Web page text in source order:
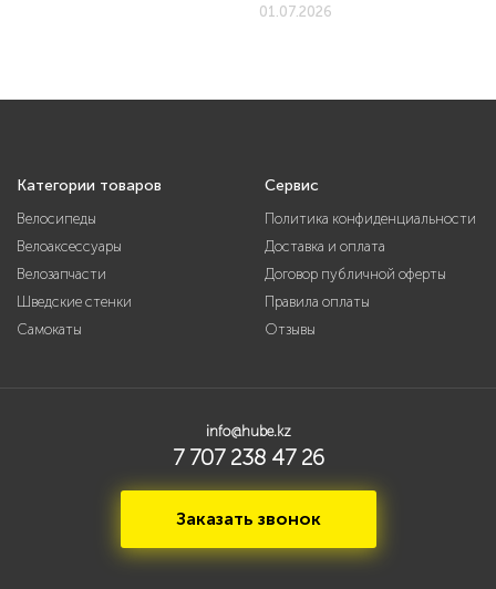
01.07.2026
Категории товаров
Велосипеды
Велоаксессуары
Велозапчасти
Шведские стенки
Самокаты
Сервис
Политика конфиденциальности
Доставка и оплата
Договор публичной оферты
Правила оплаты
Отзывы
info@hube.kz
7 707 238 47 26
Заказать звонок